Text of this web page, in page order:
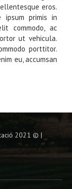
eros.
ipsum primis in
commodo, ac
ut vehicula.
porttitor.
eu, accumsan
2021 © |